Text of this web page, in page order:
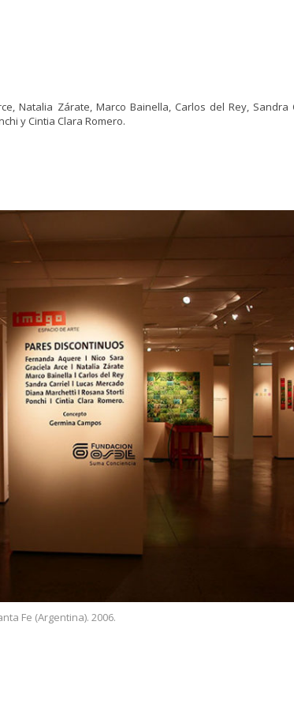
Natalia Zárate, Marco Bainella, Carlos del Rey, Sandra
y Cintia Clara Romero.
Fe (Argentina). 2006.